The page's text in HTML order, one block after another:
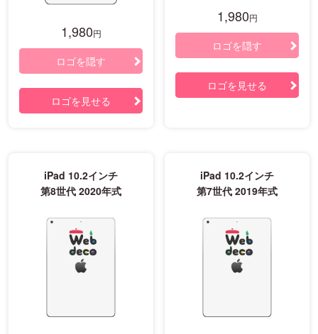
1,980円
ロゴを隠す
ロゴを見せる
1,980円
ロゴを隠す
ロゴを見せる
iPad 10.2インチ
第8世代 2020年式
iPad 10.2インチ
第7世代 2019年式